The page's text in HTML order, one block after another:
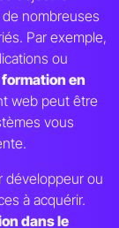
nombreuses
Par exemple,
ou
formation en
web peut être
vous
développeur ou
à acquérir.
dans le